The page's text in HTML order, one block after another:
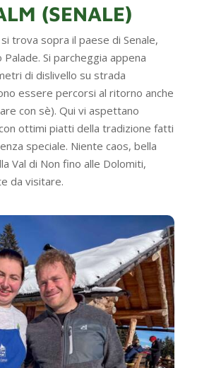
(SENALE)
trova sopra il paese di Senale,
Si parcheggia appena
di dislivello su strada
essere percorsi al ritorno anche
con sè). Qui vi aspettano
ottimi piatti della tradizione fatti
speciale. Niente caos, bella
Val di Non fino alle Dolomiti,
da visitare.